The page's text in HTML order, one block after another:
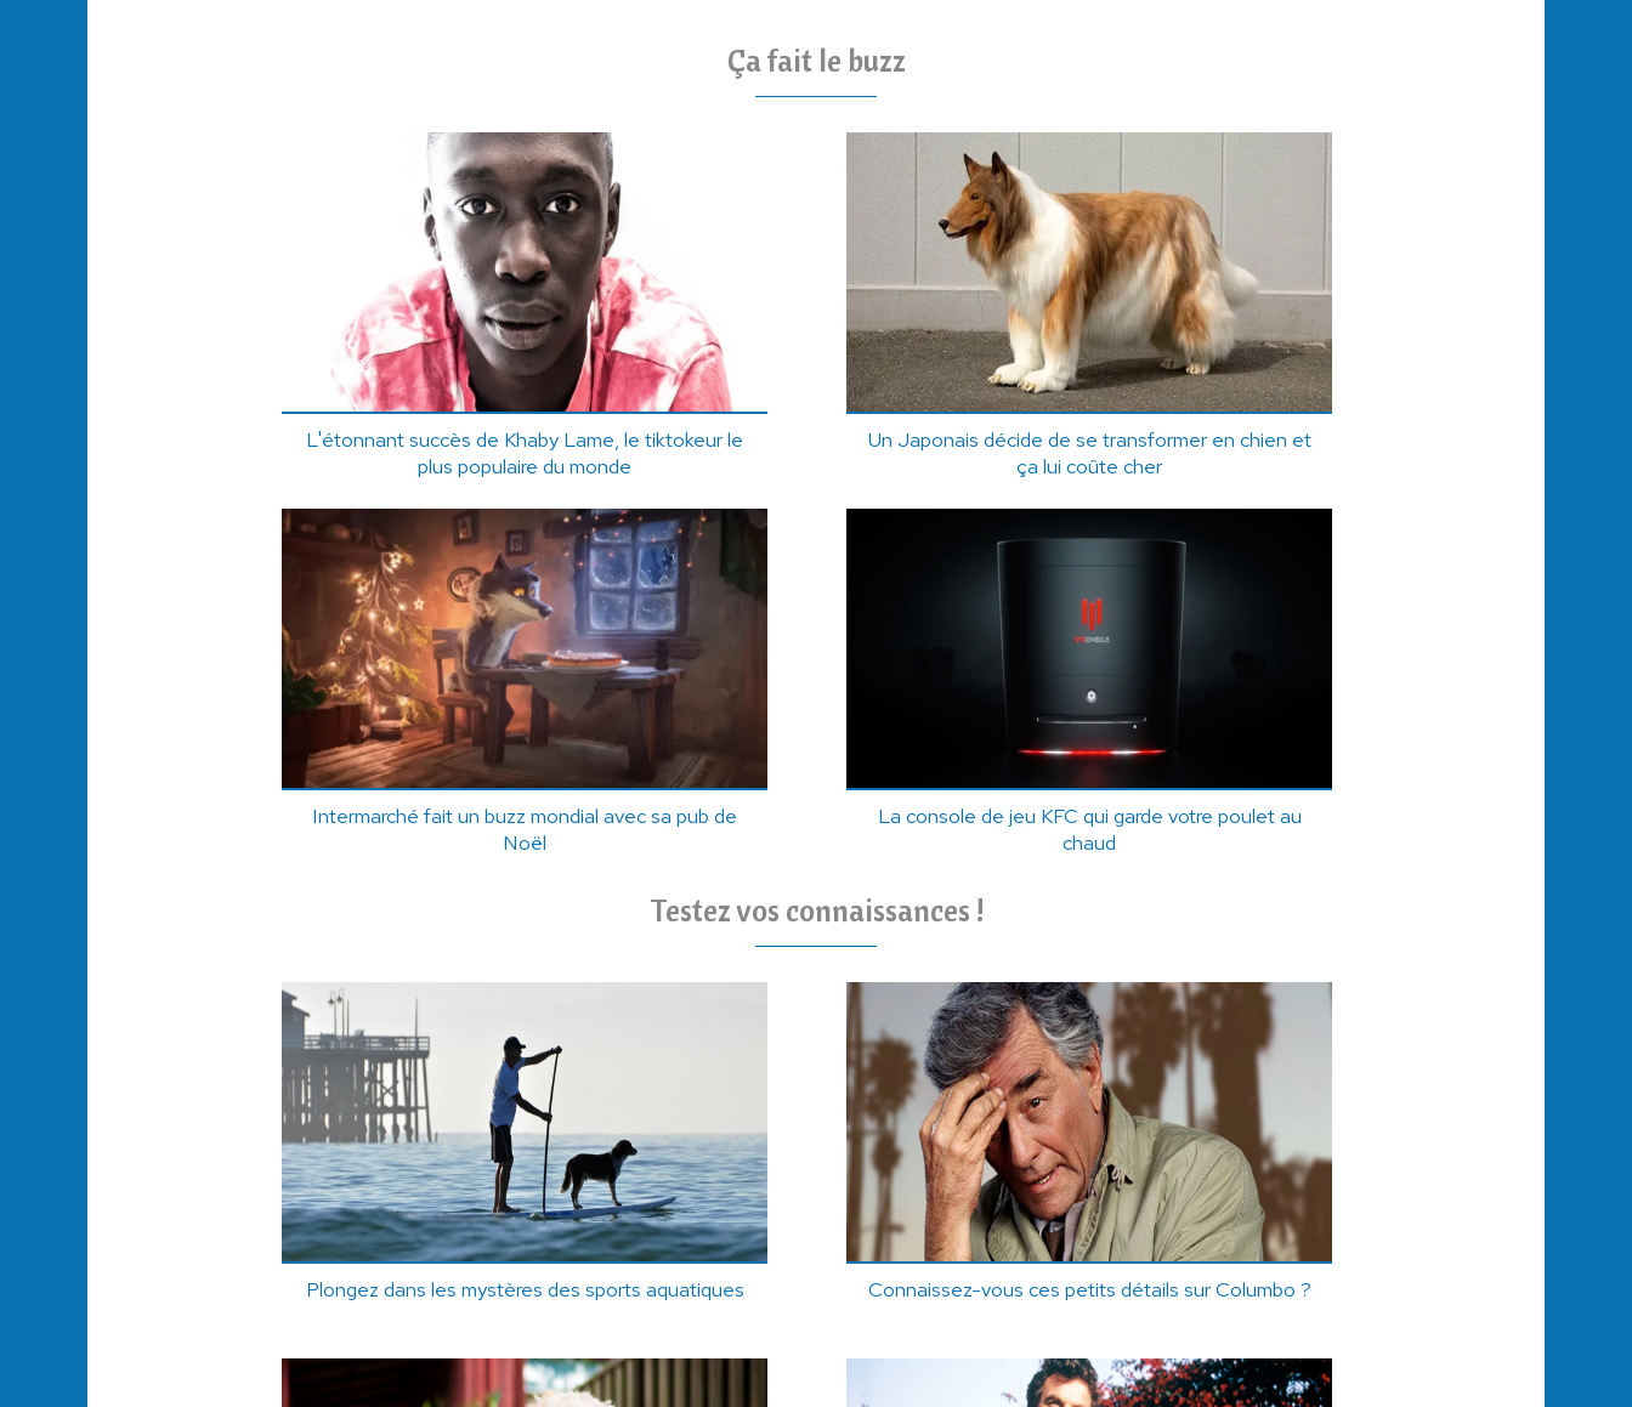
Ça fait le buzz
L'étonnant succès de Khaby Lame, le tiktokeur le
plus populaire du monde
Un Japonais décide de se transformer en chien et
ça lui coûte cher
Intermarché fait un buzz mondial avec sa pub de
Noël
La console de jeu KFC qui garde votre poulet au
chaud
Testez vos connaissances !
Plongez dans les mystères des sports aquatiques Connaissez-vous ces petits détails sur Columbo ?